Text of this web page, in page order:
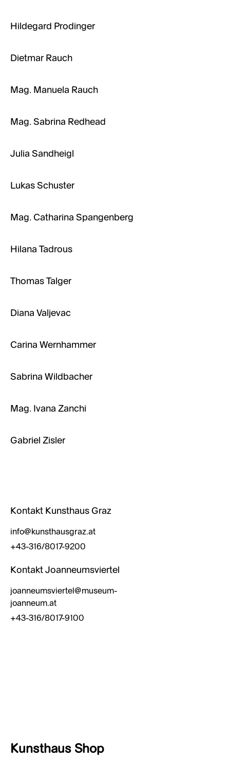
Hildegard Prodinger
Dietmar Rauch
Mag. Manuela Rauch
Mag. Sabrina Redhead
Julia Sandheigl
Lukas Schuster
Mag. Catharina Spangenberg
Hilana Tadrous
Thomas Talger
Diana Valjevac
Carina Wernhammer
Sabrina Wildbacher
Mag. Ivana Zanchi
Gabriel Zisler
Kontakt Kunsthaus Graz
info@kunsthausgraz.at
+43-316/8017-9200
Kontakt Joanneumsviertel
joanneumsviertel@museum-
joanneum.at
+43-316/8017-9100
Kunsthaus Shop